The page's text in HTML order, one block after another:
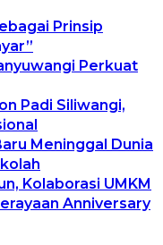
Prinsip
Perkuat
Padi Siliwangi,
Meninggal Dunia
Kolaborasi UMKM
Anniversary